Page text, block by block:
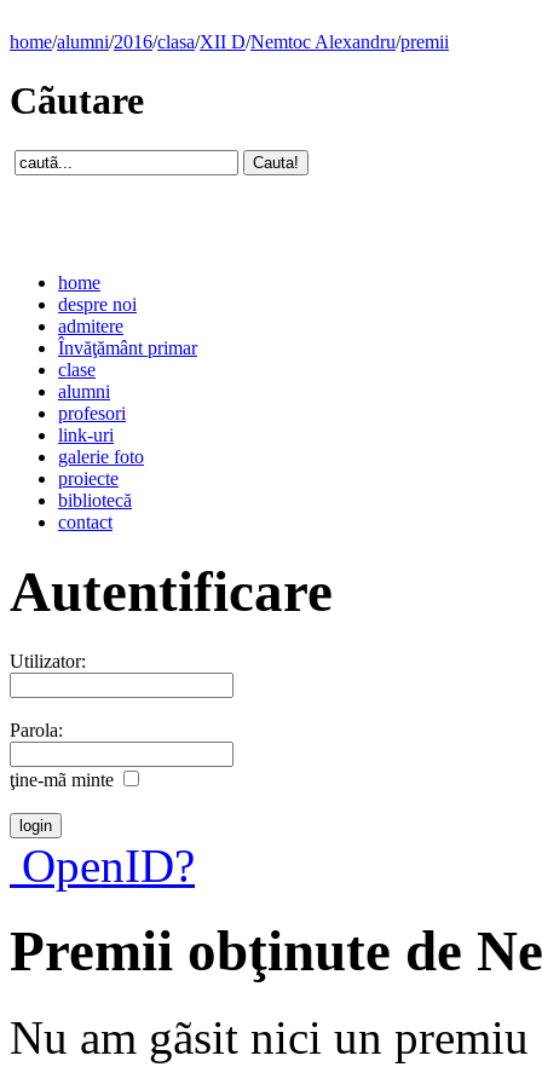
home/alumni/2016/clasa/XII D/Nemtoc Alexandru/premii
Cãutare
home
despre noi
admitere
Învăţământ primar
clase
alumni
profesori
link-uri
galerie foto
proiecte
bibliotecă
contact
Autentificare
Utilizator:
Parola:
ţine-mã minte
OpenID?
Premii obţinute de
Nu am gãsit nici un premiu